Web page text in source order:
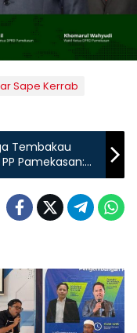
Sape Kerrab
Tembakau
Pamekasan: